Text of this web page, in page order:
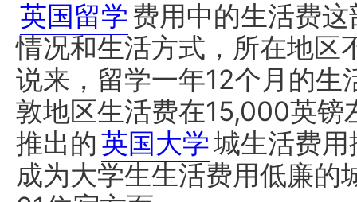
英国留学 费用中的生活费
情况和生活方式，所在地区
说来，留学一年12个月的
敦地区生活费在15,000英
推出的 英国大学城生活费
成为大学生生活费用低廉的